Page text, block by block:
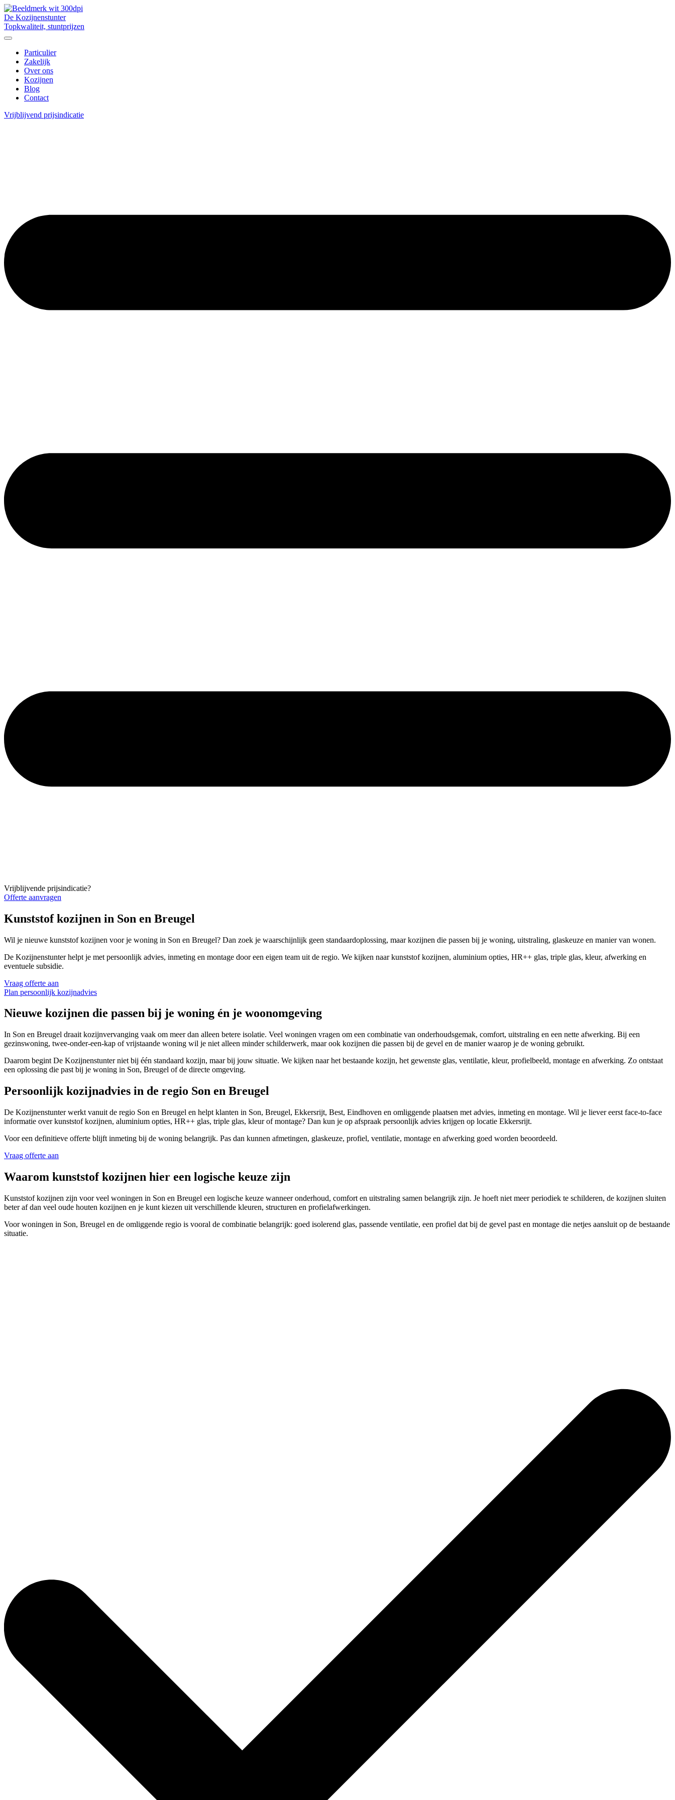
De Kozijnenstunter
Topkwaliteit, stuntprijzen
Particulier
Zakelijk
Over ons
Kozijnen
Blog
Contact
Vrijblijvend prijsindicatie
Vrijblijvende prijsindicatie?
Offerte aanvragen
Kunststof kozijnen in Son en Breugel
Wil je nieuwe kunststof kozijnen voor je woning in Son en Breugel? Dan zoek je waarschijnlijk geen standaardoplossing, maar kozijnen die passen bij je woning, uitstraling, glaskeuze en manier van wonen.
De Kozijnenstunter helpt je met persoonlijk advies, inmeting en montage door een eigen team uit de regio. We kijken naar kunststof kozijnen, aluminium opties, HR++ glas, triple glas, kleur, afwerking en
eventuele subsidie.
Vraag offerte aan
Plan persoonlijk kozijnadvies
Nieuwe kozijnen die passen bij je woning én je woonomgeving
In Son en Breugel draait kozijnvervanging vaak om meer dan alleen betere isolatie. Veel woningen vragen om een combinatie van onderhoudsgemak, comfort, uitstraling en een nette afwerking. Bij een
gezinswoning, twee-onder-een-kap of vrijstaande woning wil je niet alleen minder schilderwerk, maar ook kozijnen die passen bij de gevel en de manier waarop je de woning gebruikt.
Daarom begint De Kozijnenstunter niet bij één standaard kozijn, maar bij jouw situatie. We kijken naar het bestaande kozijn, het gewenste glas, ventilatie, kleur, profielbeeld, montage en afwerking. Zo ontstaat
een oplossing die past bij je woning in Son, Breugel of de directe omgeving.
Persoonlijk kozijnadvies in de regio Son en Breugel
De Kozijnenstunter werkt vanuit de regio Son en Breugel en helpt klanten in Son, Breugel, Ekkersrijt, Best, Eindhoven en omliggende plaatsen met advies, inmeting en montage. Wil je liever eerst face-to-face
informatie over kunststof kozijnen, aluminium opties, HR++ glas, triple glas, kleur of montage? Dan kun je op afspraak persoonlijk advies krijgen op locatie Ekkersrijt.
Voor een definitieve offerte blijft inmeting bij de woning belangrijk. Pas dan kunnen afmetingen, glaskeuze, profiel, ventilatie, montage en afwerking goed worden beoordeeld.
Vraag offerte aan
Waarom kunststof kozijnen hier een logische keuze zijn
Kunststof kozijnen zijn voor veel woningen in Son en Breugel een logische keuze wanneer onderhoud, comfort en uitstraling samen belangrijk zijn. Je hoeft niet meer periodiek te schilderen, de kozijnen sluiten
beter af dan veel oude houten kozijnen en je kunt kiezen uit verschillende kleuren, structuren en profielafwerkingen.
Voor woningen in Son, Breugel en de omliggende regio is vooral de combinatie belangrijk: goed isolerend glas, passende ventilatie, een profiel dat bij de gevel past en montage die netjes aansluit op de bestaande
situatie.